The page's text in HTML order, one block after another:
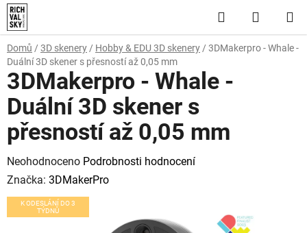
Přejít
na
obsah
Hledat
KOŠÍK
Domů / 3D skenery / Hobby & EDU 3D skenery / 3DMakerpro - Whale -
Duální 3D skener s přesností až 0,05 mm
3DMakerpro - Whale -
Duální 3D skener s
přesností až 0,05 mm
Průměrné
hodnocení
produktu
je
Neohodnoceno Podrobnosti hodnocení
Značka: 3DMakerPro
K ODESLÁNÍ DO 3
TÝDNŮ